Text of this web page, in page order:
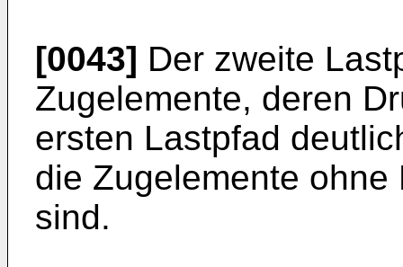
[0043] Der zweite
Zugelemente, deren
ersten Lastpfad
die Zugelemente
sind.